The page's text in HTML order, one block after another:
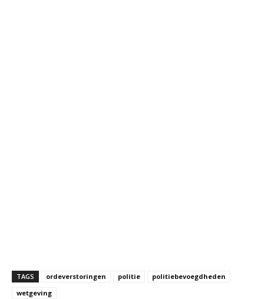
TAGS ordeverstoringen politie
politiebevoegdheden
wetgeving